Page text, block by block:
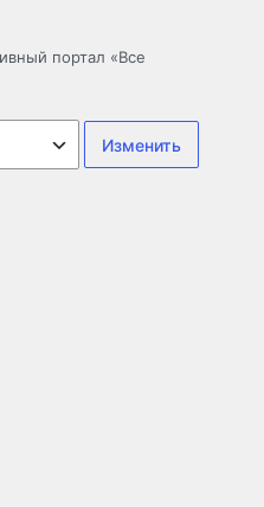
портал «Все